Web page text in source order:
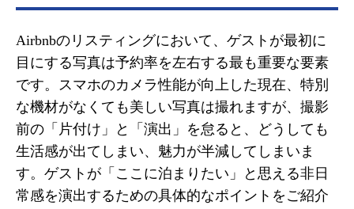
Airbnbのリスティングにおいて、ゲストが最初に
目にする写真は予約率を左右する最も重要な要素
です。スマホのカメラ性能が向上した現在、特別
な機材がなくても美しい写真は撮れますが、撮影
前の「片付け」と「演出」を怠ると、どうしても
生活感が出てしまい、魅力が半減してしまいま
す。ゲストが「ここに泊まりたい」と思える非日
常感を演出するための具体的なポイントをご紹介